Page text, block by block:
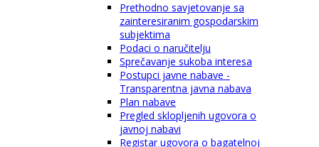
Prethodno savjetovanje sa
zainteresiranim gospodarskim
subjektima
Podaci o naručitelju
Sprečavanje sukoba interesa
Postupci javne nabave -
Transparentna javna nabava
Plan nabave
Pregled sklopljenih ugovora o
javnoj nabavi
Registar ugovora o bagatelnoj